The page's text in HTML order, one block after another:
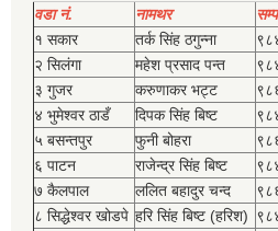
वडा नं. नामथर
१ सकार
तर्क सिंह ठगुन्‍ना
२ सिलंगा
महेश प्रसाद पन्त
३ गुजर
करुणाकर भट्ट
४ भुमेश्‍वर ठाडँ
दिपक सिंह बिष्‍ट
५ बसन्तपुर
फुनी बोहरा
६ पाटन
राजेन्द्र सिंह बिष्‍ट
७ कैलपाल
ललित बहादुर चन्द
८ सिद्धेश्‍वर खोडपे हरि सिंह बिष्‍ट (हरिश)